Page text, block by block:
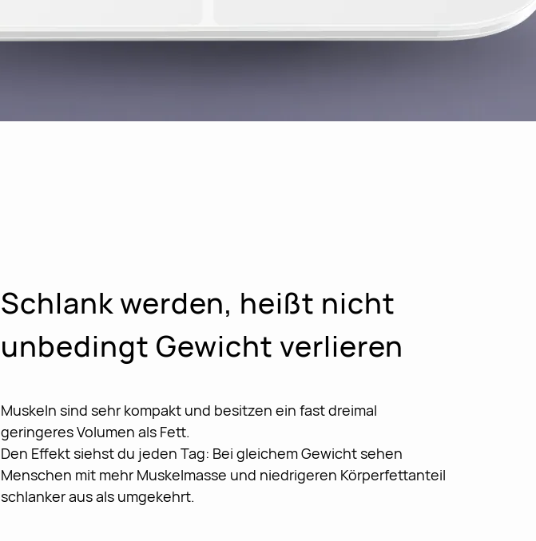
Schlank werden, heißt nicht
unbedingt Gewicht verlieren
Muskeln sind sehr kompakt und besitzen ein fast dreimal
geringeres Volumen als Fett.
Den Effekt siehst du jeden Tag: Bei gleichem Gewicht sehen
Menschen mit mehr Muskelmasse und niedrigeren Körperfettanteil
schlanker aus als umgekehrt.